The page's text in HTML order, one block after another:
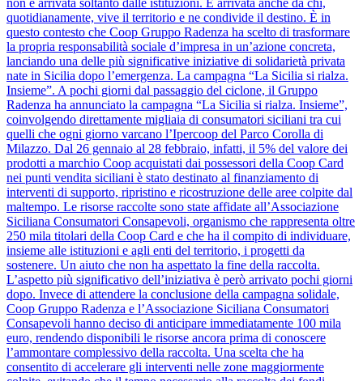
non è arrivata soltanto dalle istituzioni. È arrivata anche da chi,
quotidianamente, vive il territorio e ne condivide il destino. È in
questo contesto che Coop Gruppo Radenza ha scelto di trasformare
la propria responsabilità sociale d’impresa in un’azione concreta,
lanciando una delle più significative iniziative di solidarietà privata
nate in Sicilia dopo l’emergenza. La campagna “La Sicilia si rialza.
Insieme”. A pochi giorni dal passaggio del ciclone, il Gruppo
Radenza ha annunciato la campagna “La Sicilia si rialza. Insieme”,
coinvolgendo direttamente migliaia di consumatori siciliani tra cui
quelli che ogni giorno varcano l’Ipercoop del Parco Corolla di
Milazzo. Dal 26 gennaio al 28 febbraio, infatti, il 5% del valore dei
prodotti a marchio Coop acquistati dai possessori della Coop Card
nei punti vendita siciliani è stato destinato al finanziamento di
interventi di supporto, ripristino e ricostruzione delle aree colpite dal
maltempo. Le risorse raccolte sono state affidate all’Associazione
Siciliana Consumatori Consapevoli, organismo che rappresenta oltre
250 mila titolari della Coop Card e che ha il compito di individuare,
insieme alle istituzioni e agli enti del territorio, i progetti da
sostenere. Un aiuto che non ha aspettato la fine della raccolta.
L’aspetto più significativo dell’iniziativa è però arrivato pochi giorni
dopo. Invece di attendere la conclusione della campagna solidale,
Coop Gruppo Radenza e l’Associazione Siciliana Consumatori
Consapevoli hanno deciso di anticipare immediatamente 100 mila
euro, rendendo disponibili le risorse ancora prima di conoscere
l’ammontare complessivo della raccolta. Una scelta che ha
consentito di accelerare gli interventi nelle zone maggiormente